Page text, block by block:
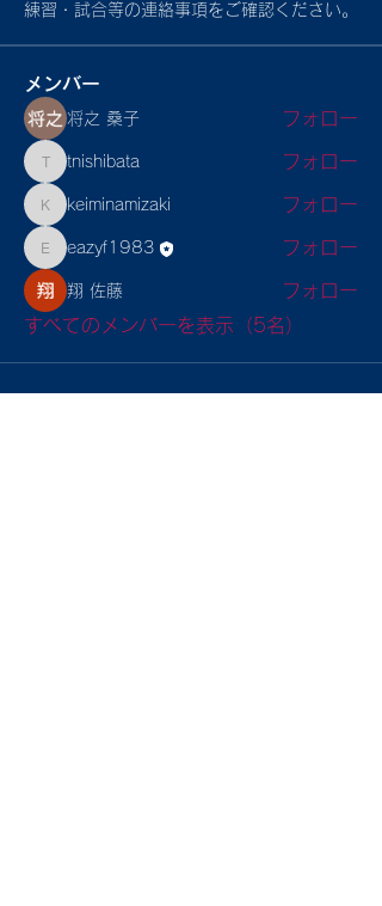
練習・試合等の連絡事項をご確認ください。
メンバー
将之 桑子 フォロー
tnishibata
tnishibata フォロー
keiminamizaki
keiminamizaki フォロー
eazyf1983
eazyf1983 フォロー
翔 佐藤
フォロー
すべてのメンバーを表示（5名）